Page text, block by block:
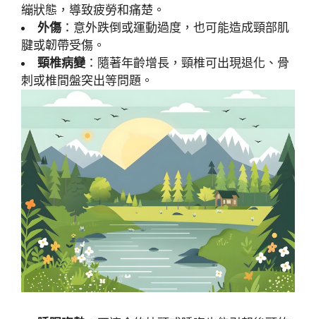
繃狀態，導致疲勞和痛楚。
外傷 ：意外跌倒或運動過度，也可能造成頸部肌
腱或韌帶受傷。
頸椎病變 ：隨著年齡增長，頸椎可出現退化、骨
刺或椎間盤突出等問題。